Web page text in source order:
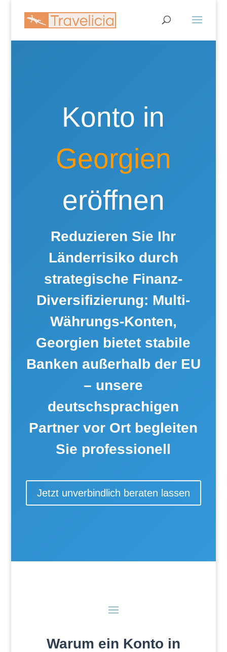
Konto in
Georgien
eröffnen
Reduzieren Sie Ihr
Länderrisiko durch
strategische Finanz-
Diversifizierung: Multi-
Währungs-Konten,
Georgien bietet stabile
Banken außerhalb der EU
– unsere
deutschsprachigen
Partner vor Ort begleiten
Sie professionell
Jetzt unverbindlich beraten lassen
Warum ein Konto in